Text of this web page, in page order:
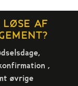
LØSE AF
,
øvrige